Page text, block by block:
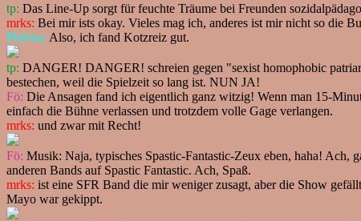
tp: Das Line-Up sorgt für feuchte Träume bei Freunden
mrks: Bei mir ists okay. Vieles mag ich, anderes ist mir nicht so die
Philriss: Also, ich fand Kotzreiz gut.
tp: DANGER! DANGER! schreien gegen "sexist homophobic
bestechen, weil die Spielzeit so lang ist. NUN JA!
Fö: Die Ansagen fand ich eigentlich ganz witzig! Wenn man 15-
einfach die Bühne verlassen und trotzdem volle Gage verlangen.
mrks: und zwar mit Recht!
Fö: Musik: Naja, typisches Spastic-Fantastic-Zeux eben, haha! Ach,
anderen Bands auf Spastic Fantastic. Ach, Spaß.
mrks: ist eine SFR Band die mir weniger zusagt, aber die Show
Mayo war gekippt.